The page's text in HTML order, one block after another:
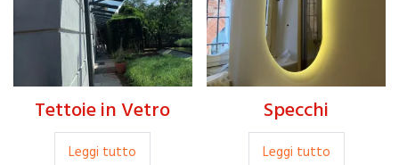
Tettoie in Vetro
Leggi tutto
Specchi
Leggi tutto